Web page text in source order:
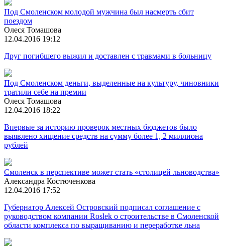
Под Смоленском молодой мужчина был насмерть сбит
поездом
Олеся Томашова
12.04.2016 19:12
Друг погибшего выжил и доставлен с травмами в больницу
Под Смоленском деньги, выделенные на культуру, чиновники
тратили себе на премии
Олеся Томашова
12.04.2016 18:22
Впервые за историю проверок местных бюджетов было
выявлено хищение средств на сумму более 1, 2 миллиона
рублей
Смоленск в перспективе может стать «столицей льноводства»
Александра Костюченкова
12.04.2016 17:52
Губернатор Алексей Островский подписал соглашение с
руководством компании Roslek о строительстве в Смоленской
области комплекса по выращиванию и переработке льна